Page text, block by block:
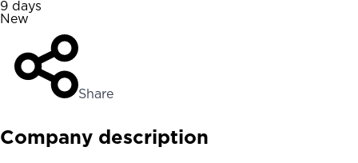
9 days
New
Share
Company description